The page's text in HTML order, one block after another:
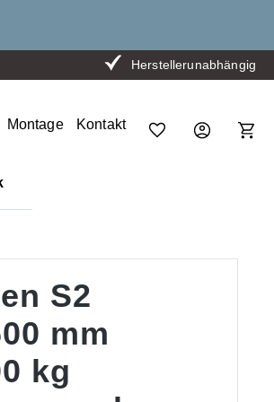
Herstellerunabhängig
Montage Kontakt
S2
mm
kg